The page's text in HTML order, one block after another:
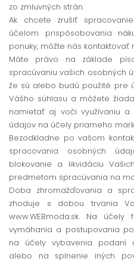
zo zmluvných strán.
Ak chcete zrušiť
účelom prispôsobovania
ponuky, môžte nás
Máte právo na základe
spracúvaniu vašich osobných
že sú alebo budú použité pre
Vášho súhlasu a môžete
namietať aj voči využívaniu a
údajov na účely priameho
Bezodkladne po vašom
spracovania osobných
blokovanie a likvidáciu
predmetom spracúvania na
Doba zhromažďovania a
zhoduje s dobou trvania
www.WEBmoda.sk. Na
vymáhania a postupovania
na účely vybavenia podaní
alebo na splnenie iných